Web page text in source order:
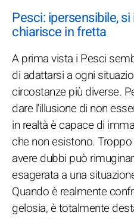
Pesci: ipersensibile,
chiarisce in fretta
A prima vista i Pesci
di adattarsi a ogni
circostanze più diverse.
dare l'illusione di non
in realtà è capace di
che non esistono.
avere dubbi può
esagerata a una
Quando è realmente
gelosia, è totalmente